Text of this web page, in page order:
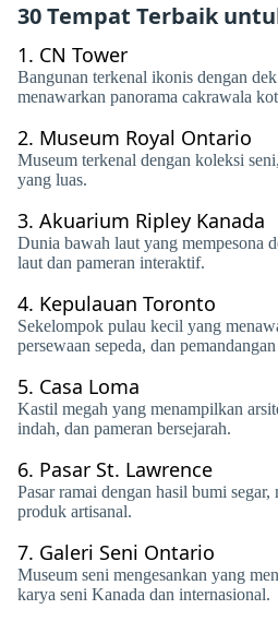
30 Tempat Terbaik
1. CN Tower
Bangunan terkenal ikonis dengan
menawarkan panorama cakrawala
2. Museum Royal Ontario
Museum terkenal dengan koleksi
yang luas.
3. Akuarium Ripley Kanada
Dunia bawah laut yang mempesona
laut dan pameran interaktif.
4. Kepulauan Toronto
Sekelompok pulau kecil yang
persewaan sepeda, dan
5. Casa Loma
Kastil megah yang menampilkan
indah, dan pameran bersejarah.
6. Pasar St. Lawrence
Pasar ramai dengan hasil bumi segar,
produk artisanal.
7. Galeri Seni Ontario
Museum seni mengesankan yang
karya seni Kanada dan internasional.